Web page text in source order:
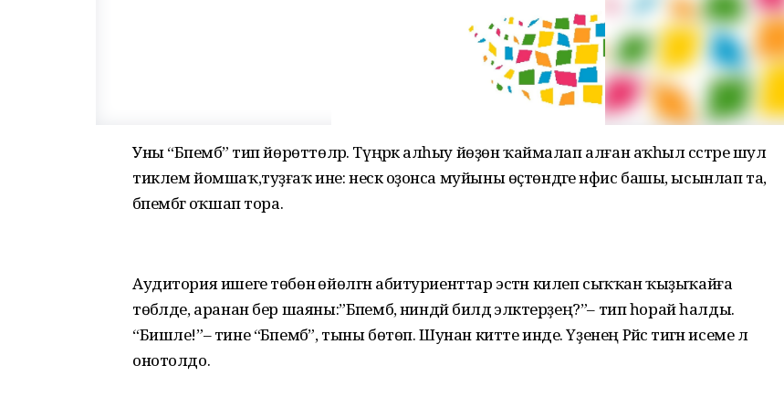
Уны “Бәпембә” тип йөрөттөләр. Түңәрәк алһыу йөҙөн ҡаймалап алған аҡһыл сәстәре шул
тиклем йомшаҡ,туҙғаҡ ине: нескә оҙонса муйыны өҫтөндәге нәфис башы, ысынлап та,
бәпембәгә оҡшап тора.
Аудитория ишеге төбөнә өйөлгән абитуриенттар эстән килеп сыҡҡан ҡыҙыҡайға
төбәлде, аранан бер шаяны:”Бәпембә, ниндәй билдә эләктерҙең?”– тип һорай һалды.
“Бишле!”– тине “Бәпембә”, тыны бөтөп. Шунан китте инде. Үҙенең Рәйсә тигән исеме лә
онотолдо.